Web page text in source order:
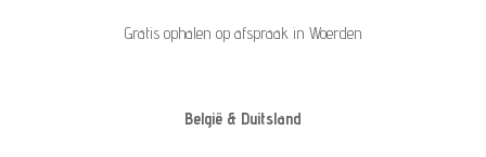
Gratis ophalen op afspraak in Woerden
België & Duitsland